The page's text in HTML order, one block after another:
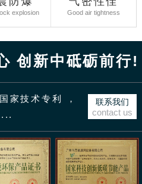
explosion Good air tightness
创新中砥砺前行!
家技术专利 ，
联系我们
contact us